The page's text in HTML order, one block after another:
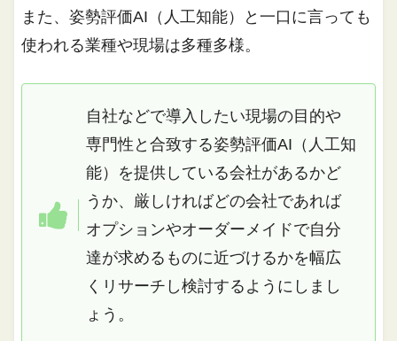
また、姿勢評価AI（人工知能）と一口に言っても
使われる業種や現場は多種多様。
自社などで導入したい現場の目的や
専門性と合致する姿勢評価AI（人工知
能）を提供している会社があるかど
うか、厳しければどの会社であれば
オプションやオーダーメイドで自分
達が求めるものに近づけるかを幅広
くリサーチし検討するようにしまし
ょう。